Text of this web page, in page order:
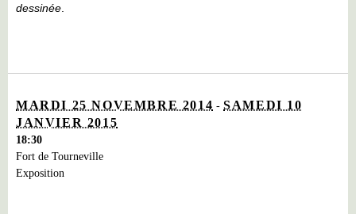
dessinée
MARDI 25 NOVEMBRE 2014 -SAMEDI 10
JANVIER 2015
18:30
Fort de Tourneville
Exposition